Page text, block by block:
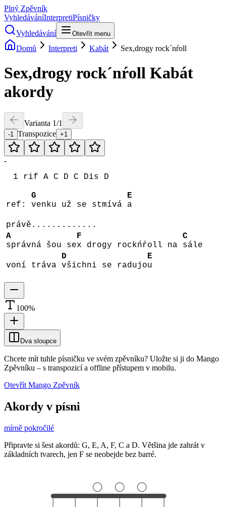
Plný Zpěvník
VyhledáváníInterpretiPísničky
Vyhledávání
Otevřít menu
Domů Interpreti Kabát Sex,drogy rock´nŕoll
Sex,drogy rock´nŕoll Kabát
akordy
Varianta 1/1
-1 Transpozice +1
-
1 rif A C D C Dis D
ref:
G
venku už se stmívá
E
a
právě.............
A
správná šou se
F
x drogy rockńŕoll na
C
sále
voní tráva
D
všichni se radujo
E
u
100%
Dva sloupce
Chcete mít tuhle písničku ve svém zpěvníku? Uložte si ji do Mango
Zpěvníku – s transpozicí a offline přístupem v mobilu.
Otevřít Mango Zpěvník
Akordy v písni
mírně pokročilé
Připravte si šest akordů: G, E, A, F, C a D. Většina jde zahrát v
základních tvarech, jen F se neobejde bez barré.